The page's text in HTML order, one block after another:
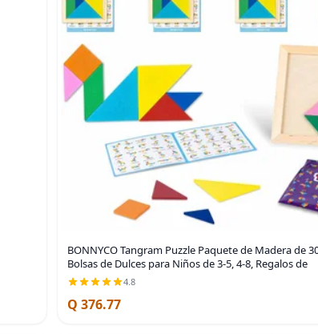
BONNYCO Tangram Puzzle Paquete de Madera de
Bolsas de Dulces para Niños de 3-5, 4-8, Regalos de
4.8
Q 376.77